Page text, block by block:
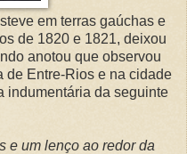
em terras gaúchas e
de 1820 e 1821, deixou
anotou que observou
de Entre-Rios e na cidade
indumentária da seguinte
e um lenço ao redor da